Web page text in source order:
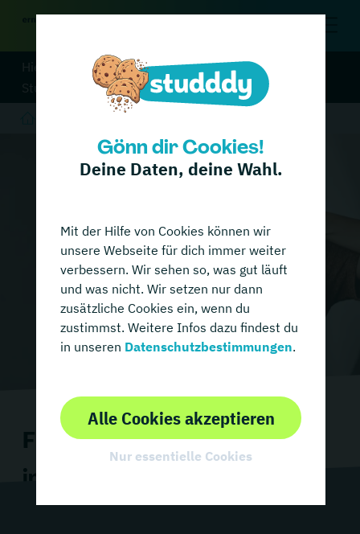
Hier zur Übersicht aller
Studiengängeauf unserem Portal
Gönn dir Cookies!
Deine Daten, deine Wahl.
Mit der Hilfe von Cookies können wir
unsere Webseite für dich immer weiter
verbessern. Wir sehen so, was gut läuft
und was nicht. Wir setzen nur dann
zusätzliche Cookies ein, wenn du
zustimmst. Weitere Infos dazu findest du
in unseren Datenschutzbestimmungen.
Nur essentielle Cookies
Alle Cookies akzeptieren
Finde deine Hochschule
im Bereich Ernährung